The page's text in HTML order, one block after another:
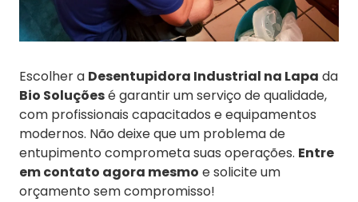
Escolher a Desentupidora Industrial na Lapa da
Bio Soluçõesé garantir um serviço de qualidade,
com profissionais capacitados e equipamentos
modernos. Não deixe que um problema de
entupimento comprometa suas operações. Entre
em contato agora mesmo e solicite um
orçamento sem compromisso!